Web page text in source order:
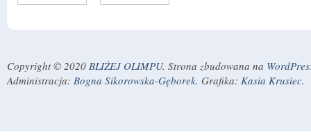
Copyright © 2020 BLIŻEJ OLIMPU. Strona zbudowana na
Administracja: Bogna Sikorowska-Gęborek. Grafika: Kasia Krusiec.